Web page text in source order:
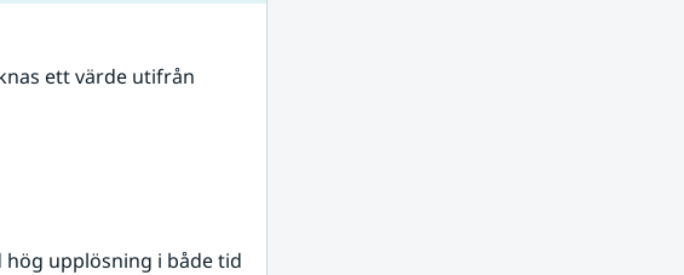
ett värde utifrån
upplösning i både tid